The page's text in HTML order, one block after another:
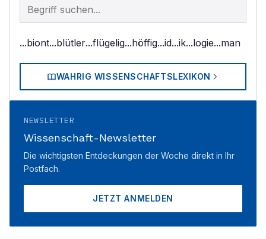
Begriff im Lexikon suchen
...biont...blütler...flügelig...höffig...id...ik...logie...man
WAHRIG WISSENSCHAFTSLEXIKON
NEWSLETTER
Wissenschaft-Newsletter
Die wichtigsten Entdeckungen der Woche direkt in Ihr
Postfach.
JETZT ANMELDEN